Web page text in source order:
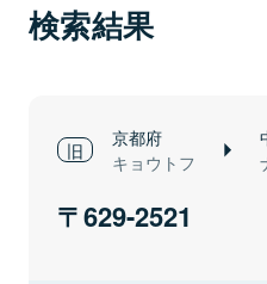
検索結果
京都府
キョウトフ
629-2521